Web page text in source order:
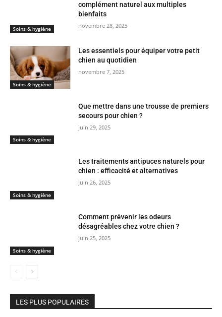
Soins & hygiène
complément naturel aux multiples
bienfaits
novembre 28, 2025
Soins & hygiène
Les essentiels pour équiper votre petit
chien au quotidien
novembre 7, 2025
Soins & hygiène
Que mettre dans une trousse de premiers
secours pour chien ?
juin 29, 2025
Soins & hygiène
Les traitements antipuces naturels pour
chien : efficacité et alternatives
juin 26, 2025
Soins & hygiène
Comment prévenir les odeurs
désagréables chez votre chien ?
juin 25, 2025
LES PLUS POPULAIRES